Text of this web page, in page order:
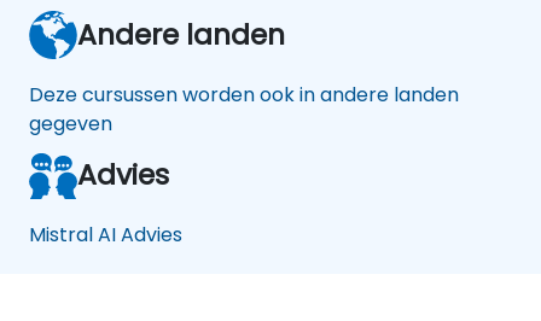
Andere landen
Deze cursussen worden ook in andere landen
gegeven
Advies
Mistral AI Advies